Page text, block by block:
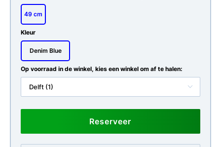
49 cm
Kleur
Denim Blue
Op voorraad in de winkel, kies een winkel om af te halen:
Delft (1)
Reserveer